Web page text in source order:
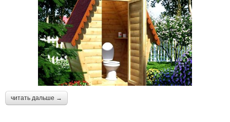
читать дальше →